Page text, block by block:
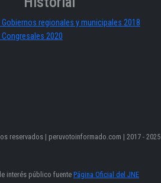
regionales y municipales 2018
2020
reservados | peruvotoinformado.com | 2017 - 2025
interés público fuentePágina Oficial del JNE